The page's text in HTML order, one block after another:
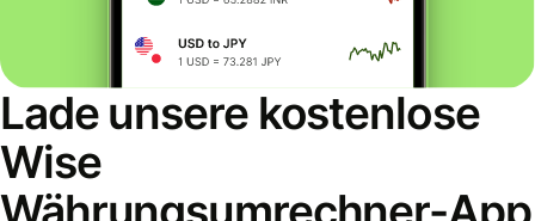
Lade unsere kostenlose
Wise